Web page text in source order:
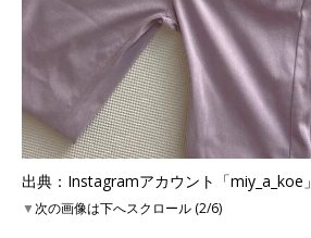
出典：Instagramアカウント「miy_a_koe」
▼次の画像は下へスクロール (2/6)